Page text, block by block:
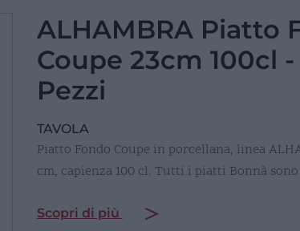
ALHAMBRA Piatto
Coupe 23cm 100cl -
Pezzi
TAVOLA
Piatto Fondo Coupe in porcellana, linea
cm, capienza 100 cl. Tutti i piatti Bonnà
Scopri di più